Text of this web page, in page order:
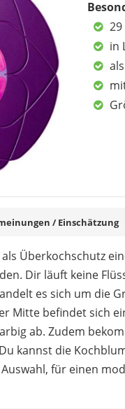
29
in
/ Einschätzung
Überkochschutz
Dir läuft keine
es sich um die
Mitte befindet sich
ab. Zudem
kannst die
für einen